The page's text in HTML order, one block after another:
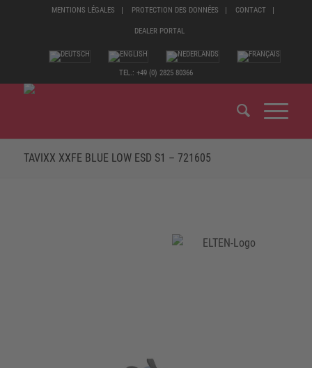
MENTIONS LÉGALES PROTECTION DES DONNÉES CONTACT
DEALER PORTAL
TEL.: +49 (0) 2825 80366
TAVIXX XXFE BLUE LOW ESD S1 – 721605